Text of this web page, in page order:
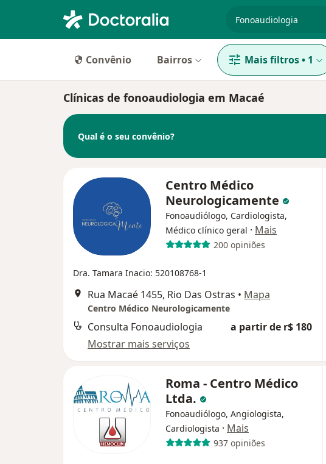
Convênio Bairros Mais filtros• 1
Clínicas de fonoaudiologia em Macaé
Qual é o seu convênio?
Centro Médico
Neurologicamente
Fonoaudiólogo, Cardiologista,
Médico clínico geral · Mais
200 opiniões
Dra. Tamara Inacio: 520108768-1
Rua Macaé 1455, Rio Das Ostras • Mapa
Centro Médico Neurologicamente
Consulta Fonoaudiologia
a partir de r$ 180
Mostrar mais serviços
Roma - Centro Médico
Ltda.
Fonoaudiólogo, Angiologista,
Cardiologista · Mais
937 opiniões